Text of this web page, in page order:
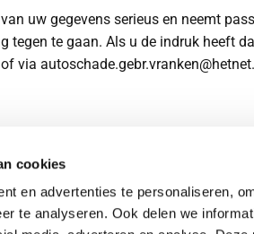
cookies
en advertenties te personaliseren,
te analyseren. Ook delen we
uw gegevens serieus en neemt
te gaan. Als u de indruk heeft
via
043 - 365 30 34
autoschade.gebr.vranken@hetnet.nl